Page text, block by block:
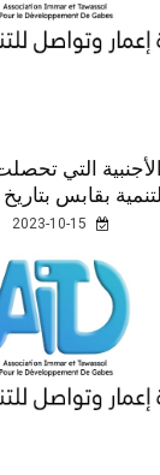
الأجنبية التي
بقابس بتاريخ 06/10/2023.